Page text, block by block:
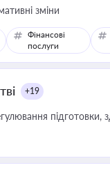
зміни
Фінансові
послуги
+19
підготовки,